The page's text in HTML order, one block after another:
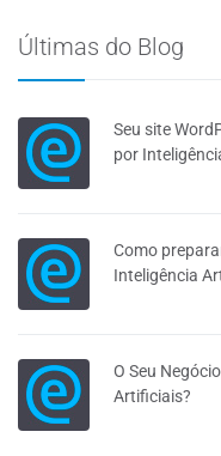
Últimas do Blog
Seu site
por
Como
Inteligência
O Seu
Artificiais?